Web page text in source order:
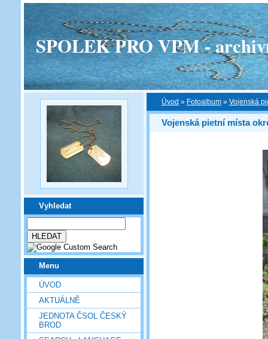
SPOLEK PRO VPM -
Vyhledat
Menu
ÚVOD
AKTUÁLNĚ
JEDNOTA ČSOL ČESKÝ
BROD
Úvod » Fotoalbum » Vojenská
Vojenská pietní místa